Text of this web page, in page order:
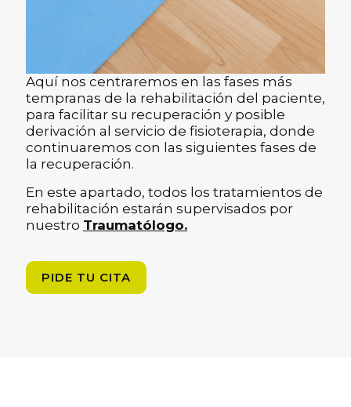
Aquí nos centraremos en las fases más
tempranas de la rehabilitación del paciente,
para facilitar su recuperación y posible
derivación al servicio de fisioterapia, donde
continuaremos con las siguientes fases de
la recuperación.
En este apartado, todos los tratamientos de
rehabilitación estarán supervisados por
nuestro Traumatólogo.
PIDE TU CITA